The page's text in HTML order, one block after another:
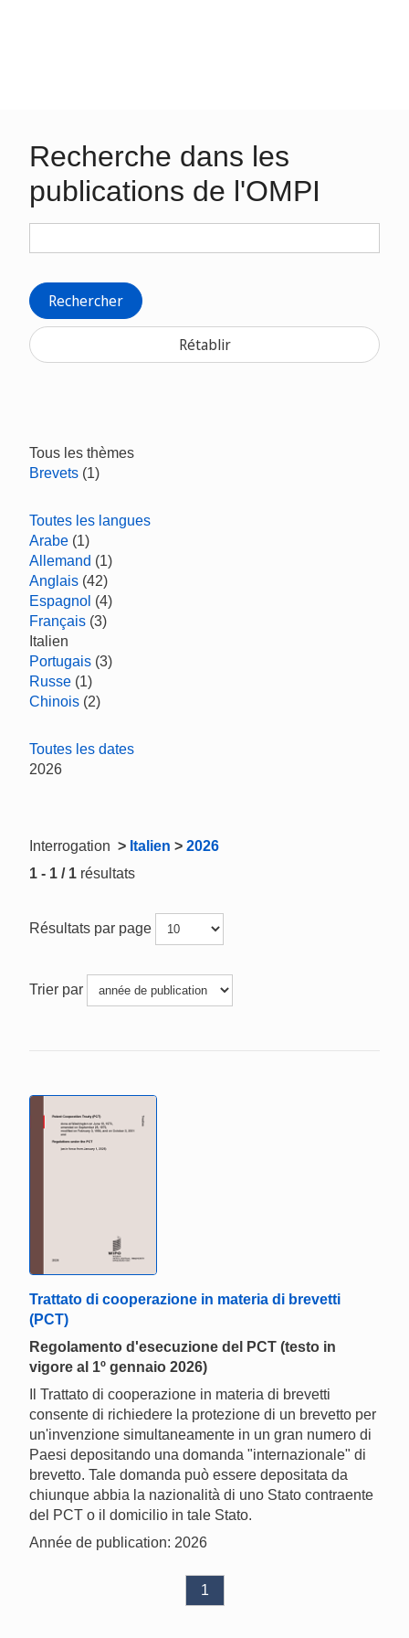
Recherche dans les
publications de l'OMPI
Rechercher
Rétablir
Tous les thèmes
Brevets (1)
Toutes les langues
Arabe (1)
Allemand (1)
Anglais (42)
Espagnol (4)
Français (3)
Italien
Portugais (3)
Russe (1)
Chinois (2)
Toutes les dates
2026
Interrogation > Italien > 2026
1 - 1 / 1 résultats
Résultats par page
Trier par
Trattato di cooperazione in materia di brevetti
(PCT)
Regolamento d'esecuzione del PCT (testo in
vigore al 1º gennaio 2026)
Il Trattato di cooperazione in materia di brevetti
consente di richiedere la protezione di un brevetto per
un'invenzione simultaneamente in un gran numero di
Paesi depositando una domanda "internazionale" di
brevetto. Tale domanda può essere depositata da
chiunque abbia la nazionalità di uno Stato contraente
del PCT o il domicilio in tale Stato.
Année de publication: 2026
1